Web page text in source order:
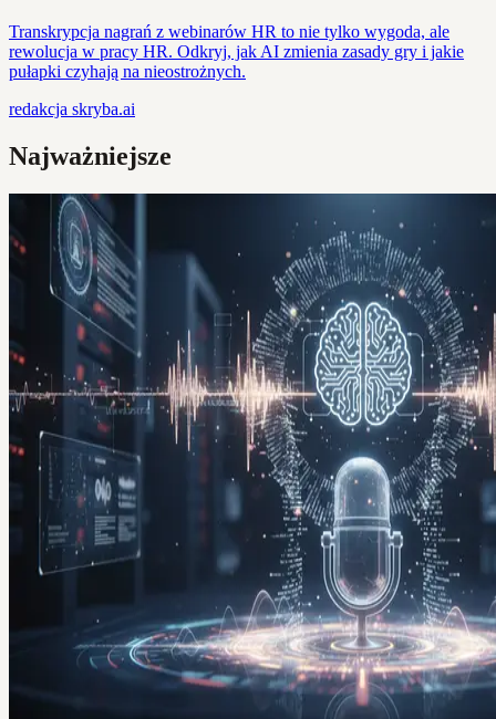
Transkrypcja nagrań z webinarów HR to nie tylko wygoda, ale
rewolucja w pracy HR. Odkryj, jak AI zmienia zasady gry i jakie
pułapki czyhają na nieostrożnych.
redakcja skryba.ai
Najważniejsze